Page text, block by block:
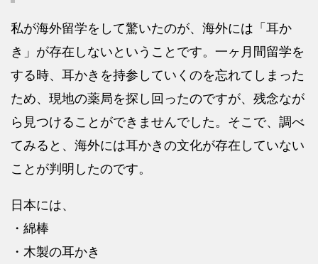
私が海外留学をして驚いたのが、海外には「耳か
き」が存在しないということです。一ヶ月間留学を
する時、耳かきを持参していくのを忘れてしまった
ため、現地の薬局を探し回ったのですが、残念なが
ら見つけることができませんでした。そこで、調べ
てみると、海外には耳かきの文化が存在していない
ことが判明したのです。
日本には、
・綿棒
・木製の耳かき